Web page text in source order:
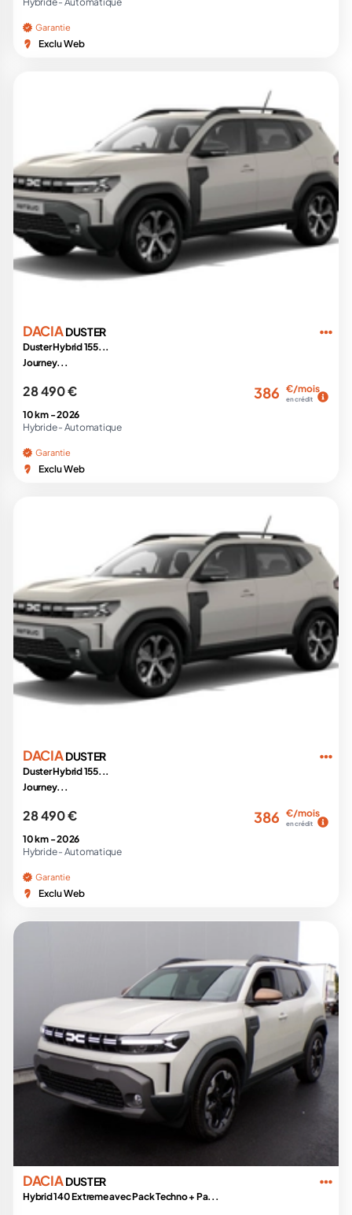
Garantie
Exclu Web
DACIADUSTER
Duster Hybrid 155...
Journey...
28 490 € 386 €/mois
en crédit
10 km -2026
Hybride - Automatique
Garantie
Exclu Web
DACIADUSTER
Duster Hybrid 155...
Journey...
28 490 € 386 €/mois
en crédit
10 km -2026
Hybride - Automatique
Garantie
Exclu Web
DACIADUSTER
Hybrid 140 Extreme avec Pack Techno + Pa...